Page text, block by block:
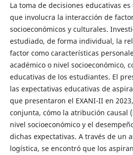
La toma de decisiones educativas
que involucra la interacción de
socioeconómicos y culturales.
estudiado, de forma individual, la
factor como características
académico o nivel socioeconómico,
educativas de los estudiantes. El
las expectativas educativas de
que presentaron el EXANI-II en
conjunta, cómo la atribución causal
nivel socioeconómico y el
dichas expectativas. A través de un
logística, se encontró que los